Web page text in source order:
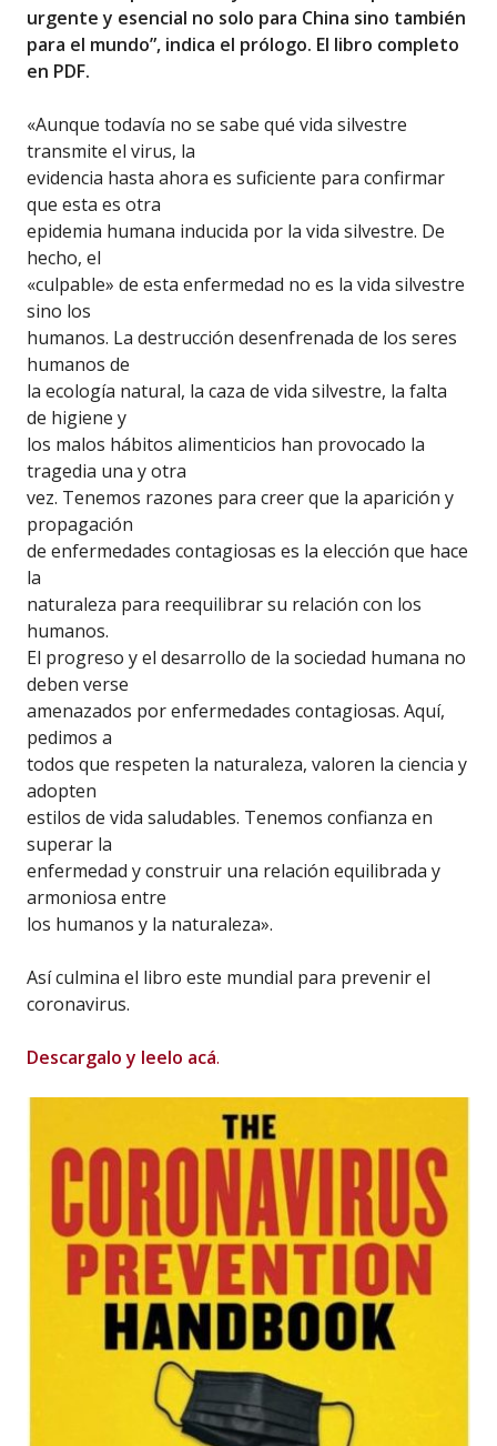
urgente y esencial no solo para China sino también
para el mundo”, indica el prólogo. El libro completo
en PDF.
«Aunque todavía no se sabe qué vida silvestre
transmite el virus, la
evidencia hasta ahora es suficiente para confirmar
que esta es otra
epidemia humana inducida por la vida silvestre. De
hecho, el
«culpable» de esta enfermedad no es la vida silvestre
sino los
humanos. La destrucción desenfrenada de los seres
humanos de
la ecología natural, la caza de vida silvestre, la falta
de higiene y
los malos hábitos alimenticios han provocado la
tragedia una y otra
vez. Tenemos razones para creer que la aparición y
propagación
de enfermedades contagiosas es la elección que hace
la
naturaleza para reequilibrar su relación con los
humanos.
El progreso y el desarrollo de la sociedad humana no
deben verse
amenazados por enfermedades contagiosas. Aquí,
pedimos a
todos que respeten la naturaleza, valoren la ciencia y
adopten
estilos de vida saludables. Tenemos confianza en
superar la
enfermedad y construir una relación equilibrada y
armoniosa entre
los humanos y la naturaleza».
Así culmina el libro este mundial para prevenir el
coronavirus.
Descargalo y leelo acá.